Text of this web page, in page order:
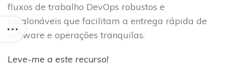
fluxos de trabalho DevOps robustos e
escalonáveis ​​que facilitam a entrega rápida de
software e operações tranquilas.
Leve-me a este recurso!